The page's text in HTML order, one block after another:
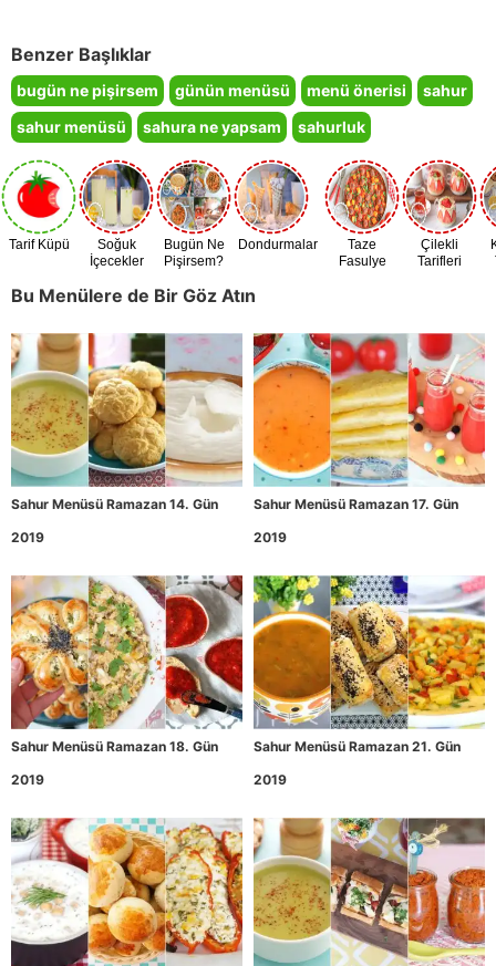
Benzer Başlıklar
bugün ne pişirsem günün menüsü menü önerisi
sahur
sahur menüsü
sahura ne yapsam sahurluk
Tarif Küpü
Soğuk
İçecekler
Bugün Ne
Pişirsem?
Dondurmalar
Taze
Fasulye
Çilekli
Tarifleri
Bu Menülere de Bir Göz Atın
Sahur Menüsü Ramazan 14. Gün
2019
Sahur Menüsü Ramazan 17. Gün
2019
Sahur Menüsü Ramazan 18. Gün
2019
Sahur Menüsü Ramazan 21. Gün
2019